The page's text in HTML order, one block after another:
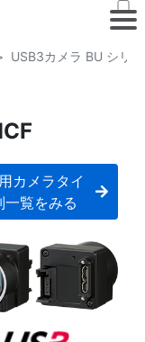
USB3カメラ BU シリ
カメラタイ
一覧をみる